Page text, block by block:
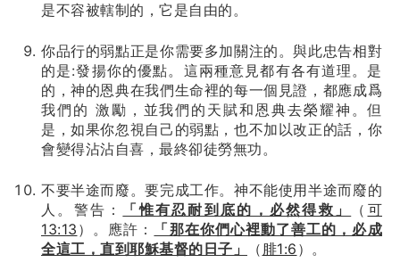
是不容被轄制的，它是自由的。
你品行的弱點正是你需要多加關注的。與此忠告相對
的是:發揚你的優點。這兩種意見都有各有道理。是
的，神的恩典在我們生命裡的每一個見證，都應成爲
我們的 激勵，並我們的天賦和恩典去榮耀神。但
是，如果你忽視自己的弱點，也不加以改正的話，你
會變得沾沾自喜，最終卻徒勞無功。
不要半途而廢。要完成工作。神不能使用半途而廢的
人。警告：
「惟有忍耐到底的，必然得救」 （ 可
13:13 ）。應許：
「那在你們心裡動了善工的，必成
全這工，直到耶穌基督的日子」
（ 腓1:6 ）。